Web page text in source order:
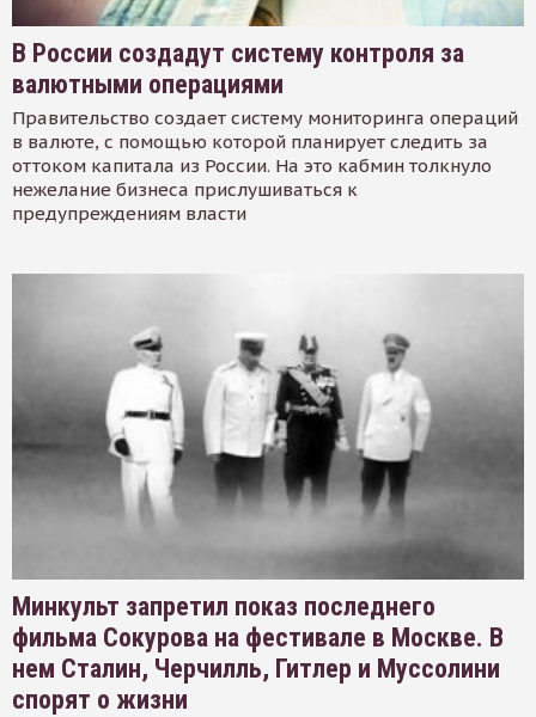
В России создадут систему контроля за
валютными операциями
Правительство создает систему мониторинга операций
в валюте, с помощью которой планирует следить за
оттоком капитала из России. На это кабмин толкнуло
нежелание бизнеса прислушиваться к
предупреждениям власти
Минкульт запретил показ последнего
фильма Сокурова на фестивале в Москве. В
нем Сталин, Черчилль, Гитлер и Муссолини
спорят о жизни